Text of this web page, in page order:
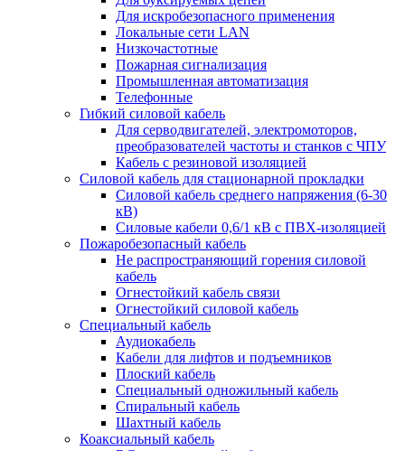
Для искробезопасного применения
Локальные сети LAN
Низкочастотные
Пожарная сигнализация
Промышленная автоматизация
Телефонные
Гибкий силовой кабель
Для серводвигателей, электромоторов,
преобразователей частоты и станков с ЧПУ
Кабель с резиновой изоляцией
Силовой кабель для стационарной прокладки
Силовой кабель среднего напряжения (6-30
кВ)
Силовые кабели 0,6/1 кВ с ПВХ-изоляцией
Пожаробезопасный кабель
Не распространяющий горения силовой
кабель
Огнестойкий кабель связи
Огнестойкий силовой кабель
Специальный кабель
Аудиокабель
Кабели для лифтов и подъемников
Плоский кабель
Специальный одножильный кабель
Спиральный кабель
Шахтный кабель
Коаксиальный кабель